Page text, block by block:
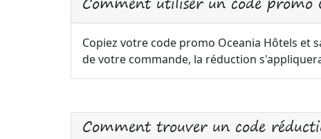
Copiez votre code promo Oceania Hôtels et
de votre commande, la réduction
Comment trouver un code